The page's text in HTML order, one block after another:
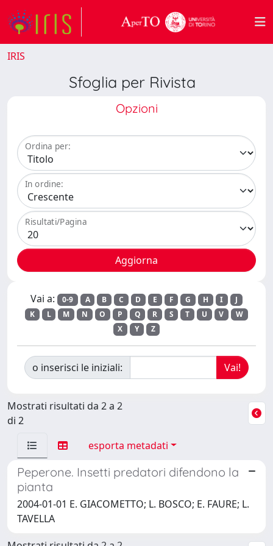
IRIS
Sfoglia per Rivista
Opzioni
Ordina per:
In ordine:
Risultati/Pagina
Vai a: 0-9 A B C D E F G H I
J
K
L M N O P Q R S T U V
W
X
Y Z
o inserisci le iniziali:
Mostrati risultati da 2 a 2
di 2
esporta metadati
Peperone. Insetti predatori difendono la
pianta
2004-01-01 E. GIACOMETTO; L. BOSCO; E. FAURE; L.
TAVELLA